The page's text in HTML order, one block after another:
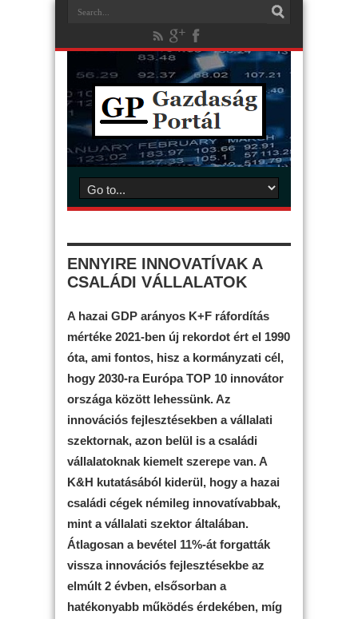
ENNYIRE INNOVATÍVAK A
CSALÁDI VÁLLALATOK
A hazai GDP arányos K+F ráfordítás
mértéke 2021-ben új rekordot ért el 1990
óta, ami fontos, hisz a kormányzati cél,
hogy 2030-ra Európa TOP 10 innovátor
országa között lehessünk. Az
innovációs fejlesztésekben a vállalati
szektornak, azon belül is a családi
vállalatoknak kiemelt szerepe van. A
K&H kutatásából kiderül, hogy a hazai
családi cégek némileg innovatívabbak,
mint a vállalati szektor általában.
Átlagosan a bevétel 11%-át forgatták
vissza innovációs fejlesztésekbe az
elmúlt 2 évben, elsősorban a
hatékonyabb működés érdekében, míg